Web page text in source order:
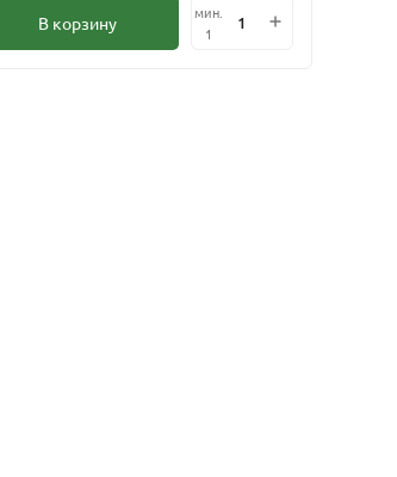
В корзину
мин.
1